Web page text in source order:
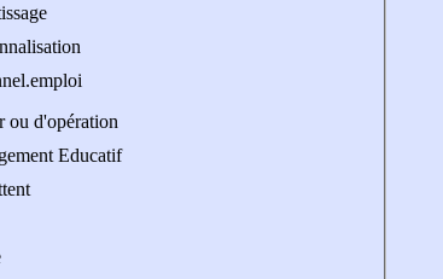
ou d'opération
Educatif